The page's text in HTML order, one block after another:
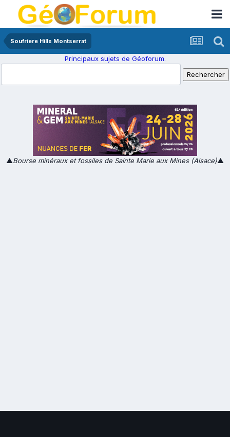
Soufriere Hills Montserrat
Principaux sujets de Géoforum.
▲Bourse minéraux et fossiles de Sainte Marie aux Mines (Alsace)▲